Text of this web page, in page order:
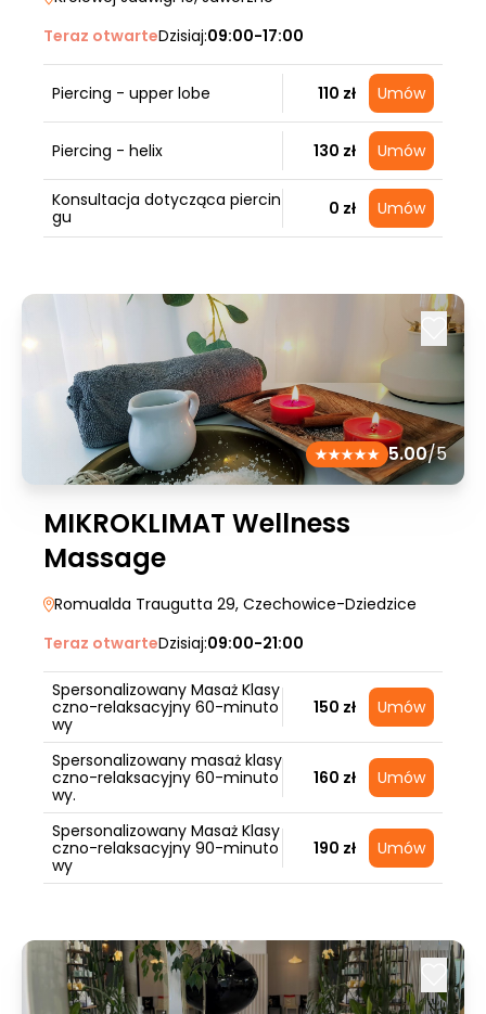
Teraz otwarteDzisiaj:09:00-17:00
Piercing - upper lobe 110 zł Umów
Piercing - helix 130 zł Umów
Konsultacja dotycząca piercin
gu
0 zł Umów
5.00/5
MIKROKLIMAT Wellness
Massage
Romualda Traugutta 29, Czechowice-Dziedzice
Teraz otwarteDzisiaj:09:00-21:00
Spersonalizowany Masaż Klasy
czno-relaksacyjny 60-minuto
wy
150 zł Umów
Spersonalizowany masaż klasy
czno-relaksacyjny 60-minuto
wy.
160 zł Umów
Spersonalizowany Masaż Klasy
czno-relaksacyjny 90-minuto
wy
190 zł Umów